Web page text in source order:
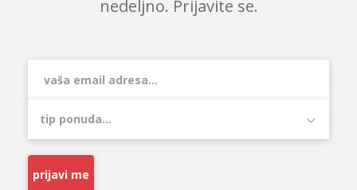
nedeljno. Prijavite se.
prijavi me